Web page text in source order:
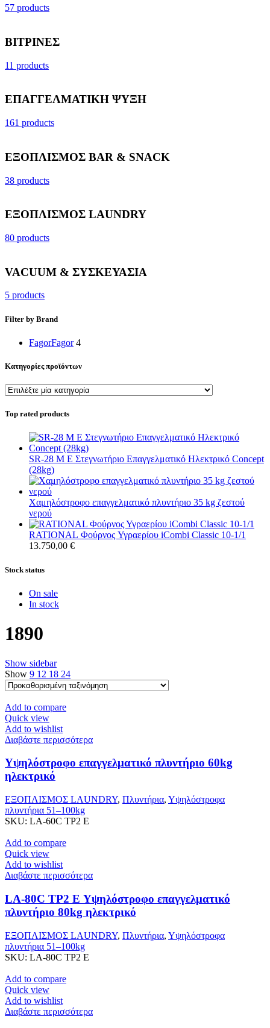
57 products
ΒΙΤΡΙΝΕΣ
11 products
ΕΠΑΓΓΕΛΜΑΤΙΚΗ ΨΥΞΗ
161 products
ΕΞΟΠΛΙΣΜΟΣ BAR & SNACK
38 products
ΕΞΟΠΛΙΣΜΟΣ LAUNDRY
80 products
VACUUM & ΣΥΣΚΕΥΑΣΙΑ
5 products
Filter by Brand
FagorFagor 4
Κατηγορίες προϊόντων
Top rated products
SR-28 M E Στεγνωτήριο Επαγγελματικό Ηλεκτρικό Concept
(28kg)
Χαμηλόστροφο επαγγελματικό πλυντήριο 35 kg ζεστού
νερού
RATIONAL Φούρνος Υγραερίου iCombi Classic 10-1/1
13.750,00 €
Stock status
On sale
In stock
1890
Show sidebar
Show 9 12 18 24
Add to compare
Quick view
Add to wishlist
Διαβάστε περισσότερα
Υψηλόστροφο επαγγελματικό πλυντήριο 60kg
ηλεκτρικό
ΕΞΟΠΛΙΣΜΟΣ LAUNDRY, Πλυντήρια, Υψηλόστροφα
πλυντήρια 51–100kg
SKU: LA-60C TP2 E
Add to compare
Quick view
Add to wishlist
Διαβάστε περισσότερα
LA-80C TP2 E Υψηλόστροφο επαγγελματικό
πλυντήριο 80kg ηλεκτρικό
ΕΞΟΠΛΙΣΜΟΣ LAUNDRY, Πλυντήρια, Υψηλόστροφα
πλυντήρια 51–100kg
SKU: LA-80C TP2 E
Add to compare
Quick view
Add to wishlist
Διαβάστε περισσότερα